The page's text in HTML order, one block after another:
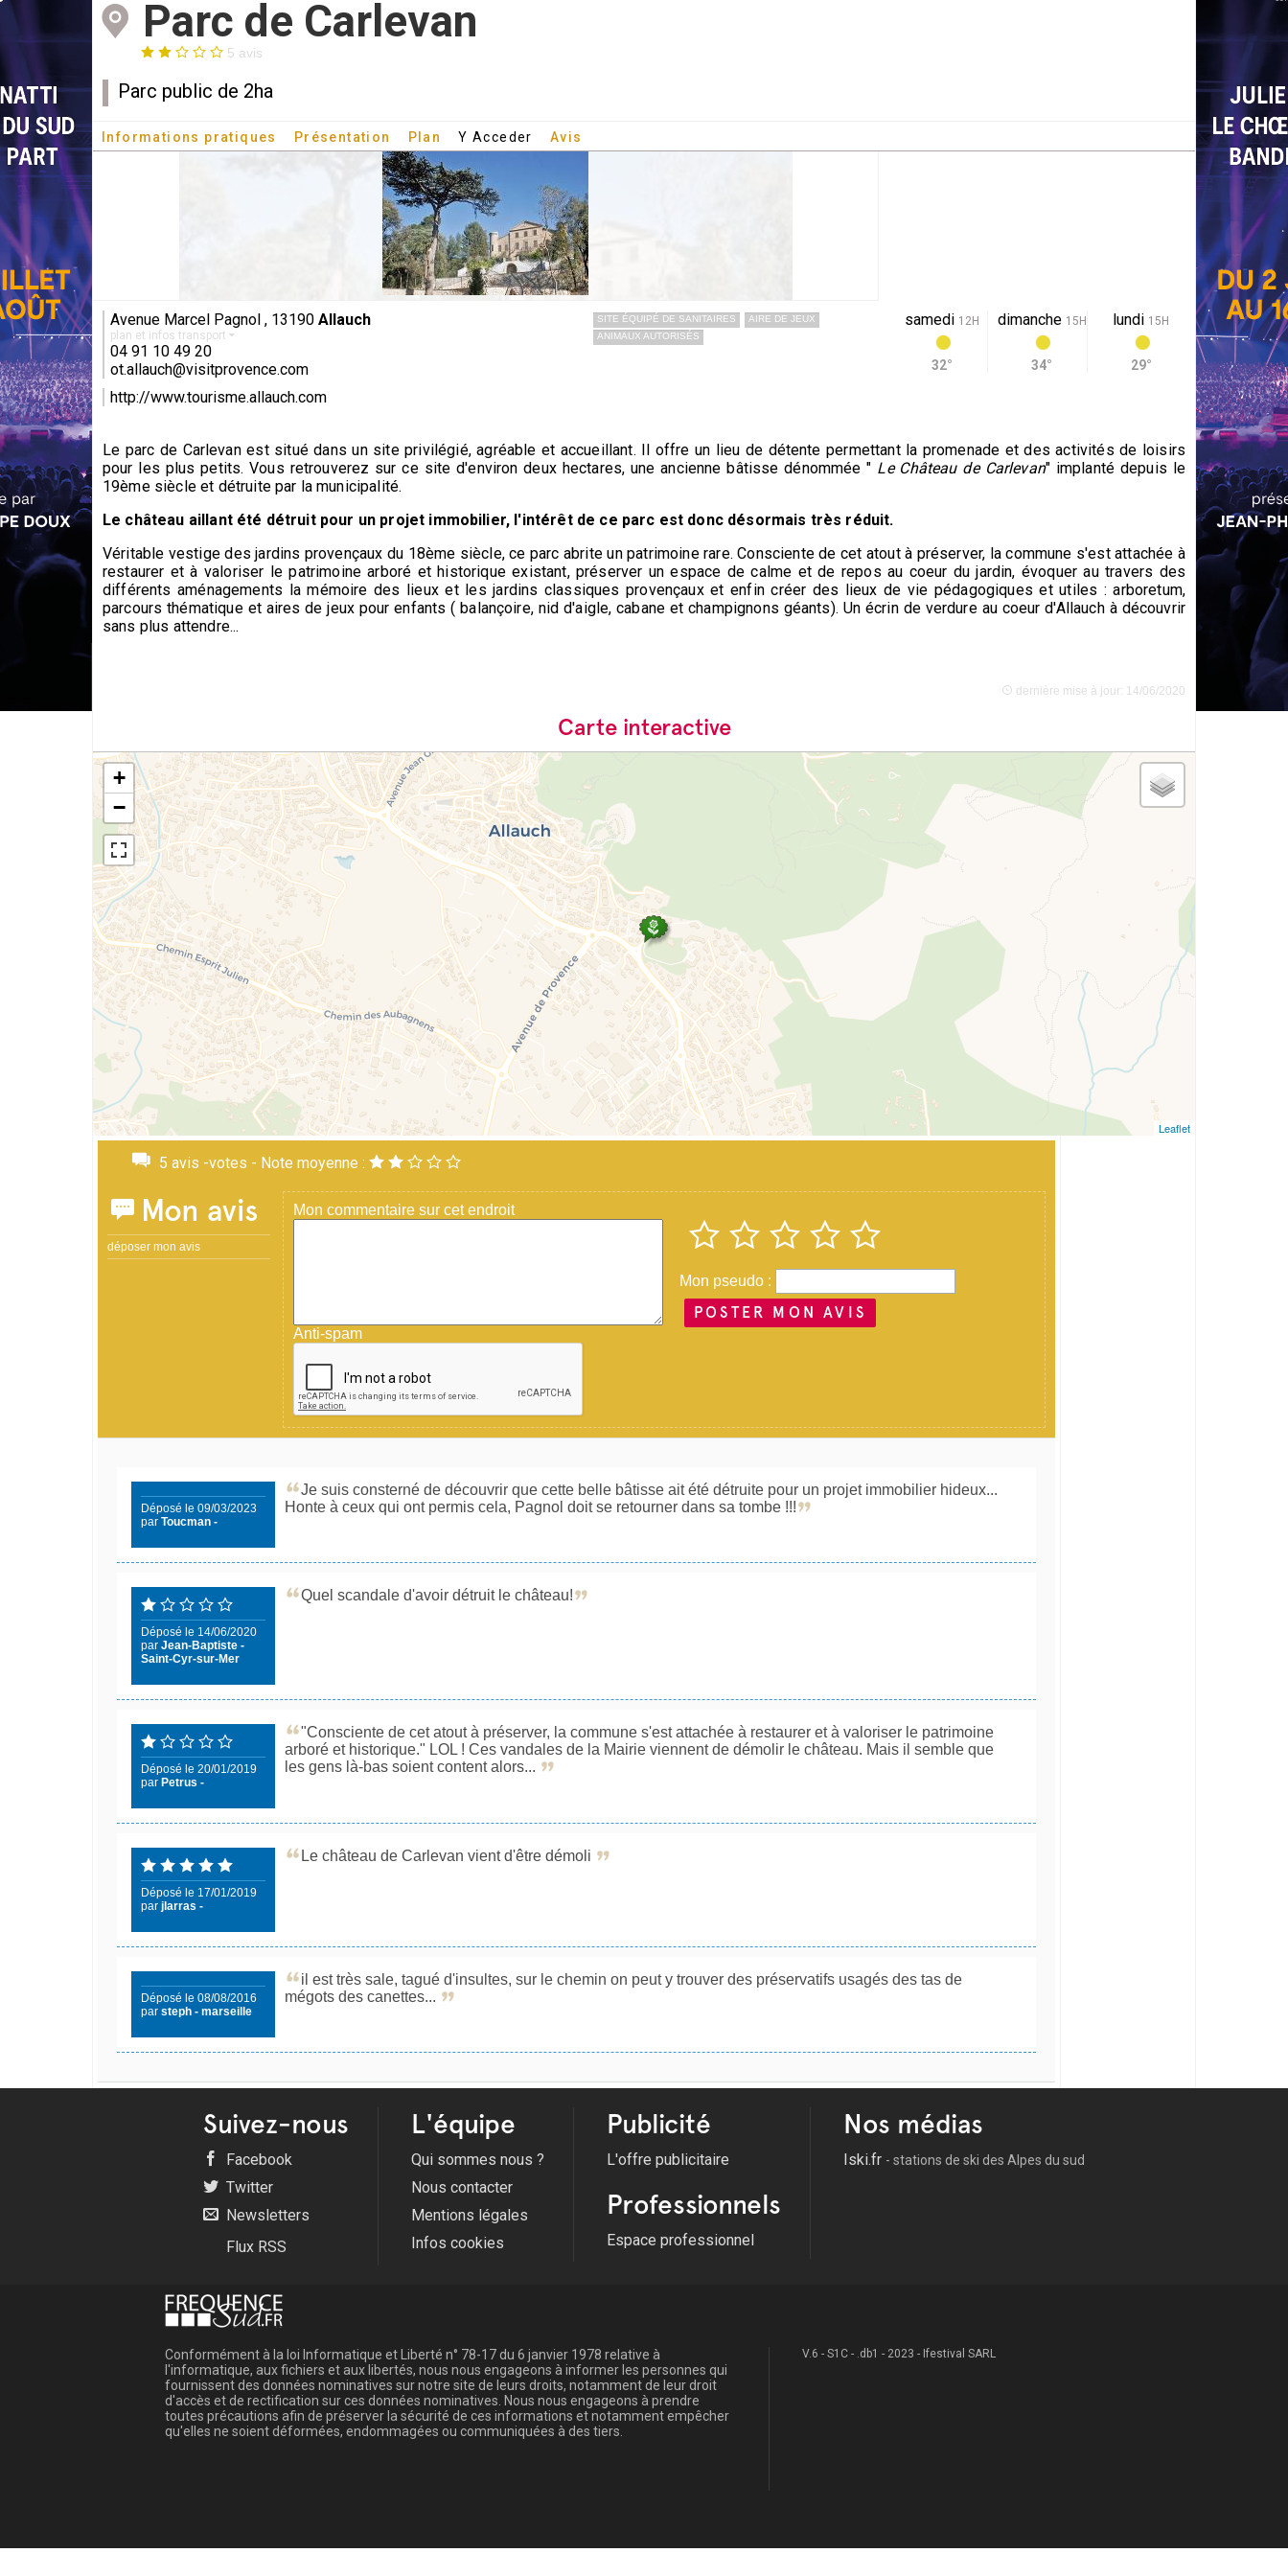
Parc de Carlevan
5 avis
Parc public de 2ha
Informations pratiques Présentation Plan Y Acceder Avis
Avenue Marcel Pagnol , 13190 Allauch
plan et infos transport
04 91 10 49 20
ot.allauch@visitprovence.com
http://www.tourisme.allauch.com
SITE ÉQUIPÉ DE SANITAIRES
AIRE DE JEUX
ANIMAUX AUTORISÉS
samedi 12H
32°
dimanche 15H
34°
lundi 15H
29°
Le parc de Carlevan est situé dans un site privilégié, agréable et accueillant. Il offre un lieu de détente permettant la promenade et des activités de loisirs
pour les plus petits. Vous retrouverez sur ce site d'environ deux hectares, une ancienne bâtisse dénommée " Le Château de Carlevan" implanté depuis le
19ème siècle et détruite par la municipalité.
Le château aillant été détruit pour un projet immobilier, l'intérêt de ce parc est donc désormais très réduit.
Véritable vestige des jardins provençaux du 18ème siècle, ce parc abrite un patrimoine rare. Consciente de cet atout à préserver, la commune s'est attachée à
restaurer et à valoriser le patrimoine arboré et historique existant, préserver un espace de calme et de repos au coeur du jardin, évoquer au travers des
différents aménagements la mémoire des lieux et les jardins classiques provençaux et enfin créer des lieux de vie pédagogiques et utiles : arboretum,
parcours thématique et aires de jeux pour enfants ( balançoire, nid d'aigle, cabane et champignons géants). Un écrin de verdure au coeur d'Allauch à découvrir
sans plus attendre...
dernière mise à jour: 14/06/2020
Carte interactive
+
−
Leaflet
5 avis -votes - Note moyenne :
Mon avis
déposer mon avis
Mon commentaire sur cet endroit
Anti-spam
Mon pseudo :
POSTER MON AVIS
Déposé le 09/03/2023
par Toucman -
Je suis consterné de découvrir que cette belle bâtisse ait été détruite pour un projet immobilier hideux...
Honte à ceux qui ont permis cela, Pagnol doit se retourner dans sa tombe !!!
Déposé le 14/06/2020
par Jean-Baptiste -
Saint-Cyr-sur-Mer
Quel scandale d'avoir détruit le château!
Déposé le 20/01/2019
par Petrus -
"Consciente de cet atout à préserver, la commune s'est attachée à restaurer et à valoriser le patrimoine
arboré et historique." LOL ! Ces vandales de la Mairie viennent de démolir le château. Mais il semble que
les gens là-bas soient content alors...
Déposé le 17/01/2019
par jlarras -
Le château de Carlevan vient d'être démoli
Déposé le 08/08/2016
par steph - marseille
il est très sale, tagué d'insultes, sur le chemin on peut y trouver des préservatifs usagés des tas de
mégots des canettes...
Suivez-nous
Facebook
Twitter
Newsletters
Flux RSS
L'équipe
Qui sommes nous ?
Nous contacter
Mentions légales
Infos cookies
Publicité
L'offre publicitaire
Professionnels
Espace professionnel
Nos médias
Iski.fr - stations de ski des Alpes du sud
Conformément à la loi Informatique et Liberté n° 78-17 du 6 janvier 1978 relative à
l'informatique, aux fichiers et aux libertés, nous nous engageons à informer les personnes qui
fournissent des données nominatives sur notre site de leurs droits, notamment de leur droit
d'accès et de rectification sur ces données nominatives. Nous nous engageons à prendre
toutes précautions afin de préserver la sécurité de ces informations et notamment empêcher
qu'elles ne soient déformées, endommagées ou communiquées à des tiers.
V.6 - S1C - .db1 - 2023 - Ifestival SARL